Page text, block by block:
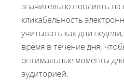
значительно повлиять на
кликабельность
учитывать как дни
время в течение дня,
оптимальные моменты
аудиторией.